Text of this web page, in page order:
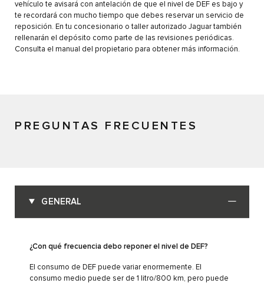
vehículo te avisará con antelación de que el nivel de DEF es bajo y
te recordará con mucho tiempo que debes reservar un servicio de
reposición. En tu concesionario o taller autorizado Jaguar también
rellenarán el depósito como parte de las revisiones periódicas.
Consulta el manual del propietario para obtener más información.
PREGUNTAS FRECUENTES
GENERAL
¿Con qué frecuencia debo reponer el nivel de DEF?
El consumo de DEF puede variar enormemente. El
consumo medio puede ser de 1 litro/800 km, pero puede